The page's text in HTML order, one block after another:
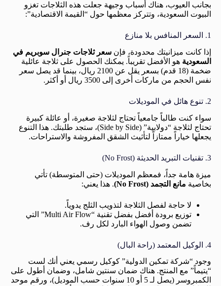
بجانب العيوب، هناك أسباب وجيهة جعلت هذه الثلاجات تغزو
البيوت السعودية، وتتركز معظمها حول “القيمة الاقتصادية”:
1. السعر المنافس بلا منازع
إذا كانت ميزانيتك محدودة، فإن سعر ثلاجات جنرال سوبريم في
السعودية هو الأفضل تقريباً. يمكنك الحصول على ثلاجة عائلية
ضخمة (18 قدم) بسعر يقل عن 2100 ريال، بينما قد يصل سعر
نفس الحجم من ماركات أخرى إلى 3500 ريال أو أكثر.
2. تنوع هائل في الموديلات
سواء كنت طالباً جامعياً تحتاج لثلاجة صغيرة، أو عائلة كبيرة
تحتاج لثلاجة “دولابية” (Side by Side)، ستجد طلبتك. هذا التنوع
يجعلها خياراً ممتازاً لتأثيث الشقق المفروشة والاستراحات.
3. تقنيات التبريد الحديثة (No Frost)
ميزة هامة جداً، فمعظم الموديلات (حتى المتوسطة) تأتي
بخاصية مانع التجمد (No Frost) . هذا يعني:
لا حاجة لفصل الثلاجة لتذويب الثلج يدوياً.
توزيع برودة أفضل بفضل تقنية “Multi Air Flow” التي
تضمن وصول الهواء البارد لكل رف.
4. الوكيل المعتمد (راحة البال)
وجود “شركة تمكين الدولية” كوكيل رسمي يعني أنك لست
“يتيماً” مع المنتج. هناك ضمان سنتين شامل، وضمان أطول على
الكمبروسر (يصل لـ 5 أو 10 سنوات حسب الموديل)، ورقم موحد